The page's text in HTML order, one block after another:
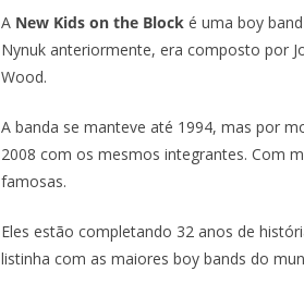
A New Kids on the Block é uma boy
Nynuk anteriormente, era composto por
Wood.
A banda se manteve até 1994, mas por
2008 com os mesmos integrantes. Com
famosas.
Eles estão completando 32 anos de
listinha com as maiores boy bands do